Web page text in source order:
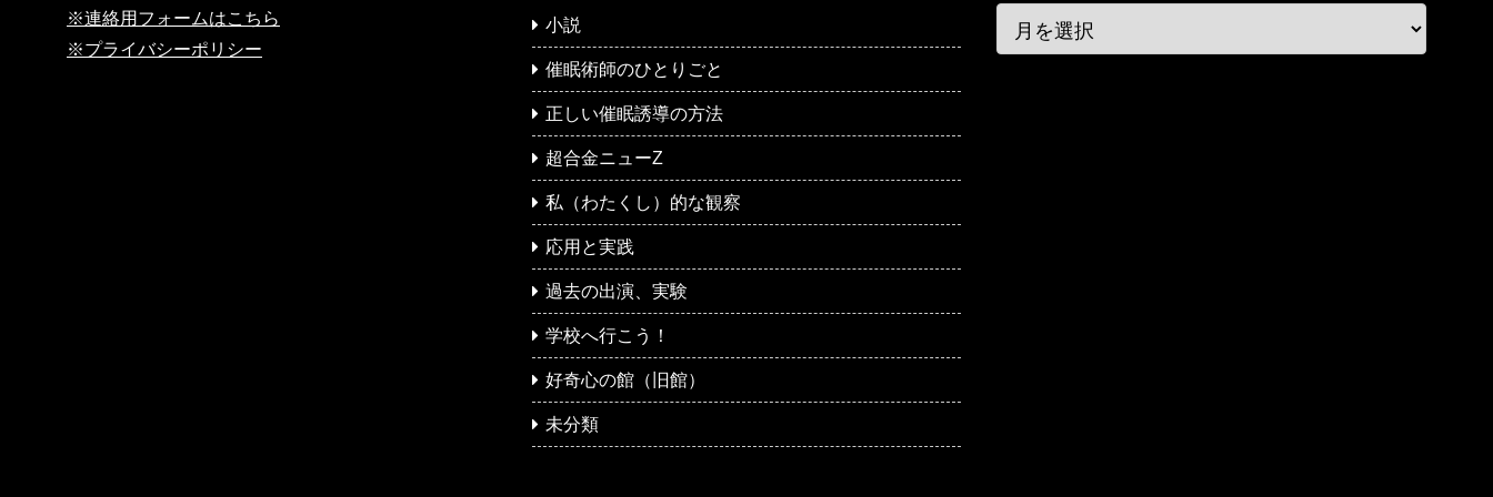
※連絡用フォームはこちら
※プライバシーポリシー
小説
催眠術師のひとりごと
正しい催眠誘導の方法
超合金ニューZ
私（わたくし）的な観察
応用と実践
過去の出演、実験
学校へ行こう！
好奇心の館（旧館）
未分類